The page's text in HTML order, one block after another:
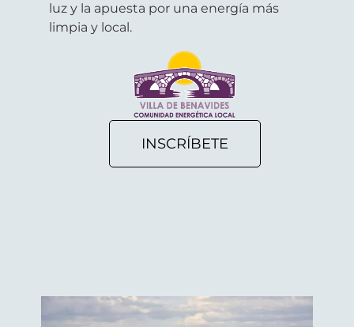
luz y la apuesta por una energía más
limpia y local.
INSCRÍBETE